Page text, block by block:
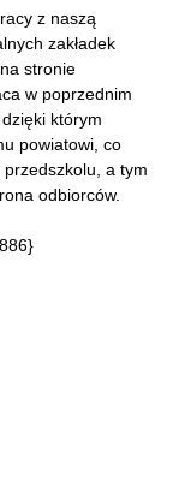
z naszą
zakładek
stronie
w poprzednim
którym
powiatowi, co
a tym
odbiorców.